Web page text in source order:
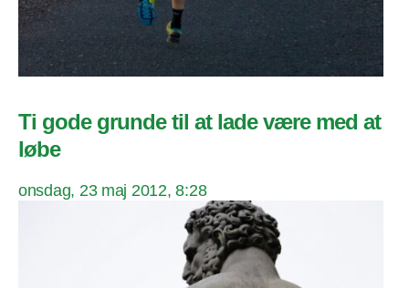
Ti gode grunde til at lade være med at
løbe
onsdag, 23 maj 2012, 8:28